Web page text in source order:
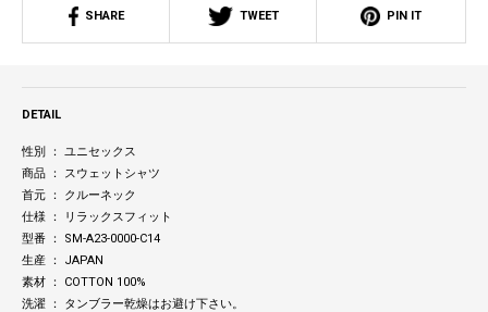
SHARE TWEET PIN IT
DETAIL
性別 ： ユニセックス
商品 ： スウェットシャツ
首元 ： クルーネック
仕様 ： リラックスフィット
型番 ： SM-A23-0000-C14
生産 ： JAPAN
素材 ： COTTON 100%
洗濯 ： タンブラー乾燥はお避け下さい。